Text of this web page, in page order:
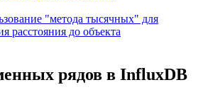
"метода тысячных" для
расстояния до объекта
рядов в InfluxDB